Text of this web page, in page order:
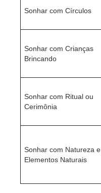
Sonhar com Círculos
Sonhar com Crianças
Brincando
Sonhar com Ritual ou
Cerimônia
Sonhar com Natureza e
Elementos Naturais